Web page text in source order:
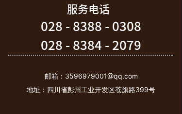
服务电话
028 - 8388 - 0308
028 - 8384 - 2079
邮箱：3596979001@qq.com
地址： 四川省彭州工业开发区苍旗路399号